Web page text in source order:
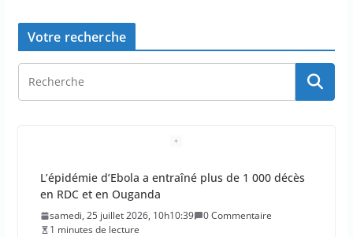
Votre recherche
L’épidémie d’Ebola a entraîné plus de 1 000 décès
en RDC et en Ouganda
samedi, 25 juillet 2026, 10h10:39
0 Commentaire
1 minutes de lecture